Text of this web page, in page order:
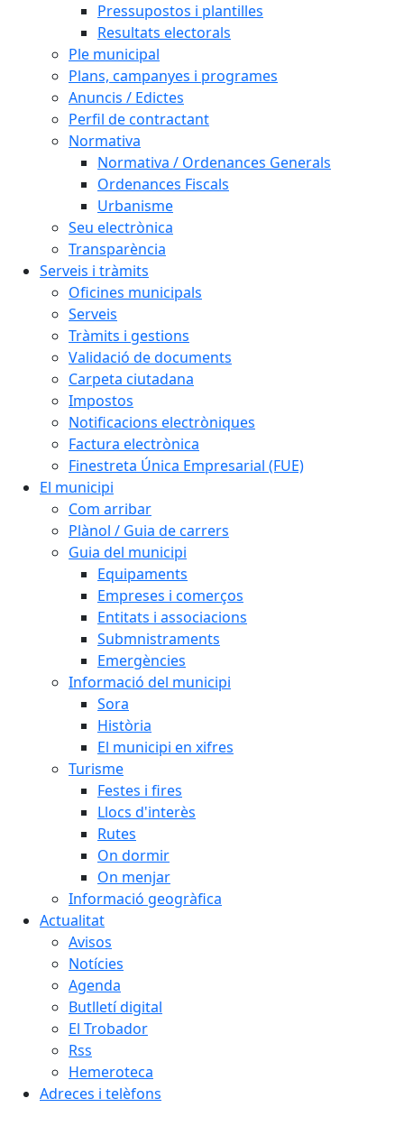
Pressupostos i plantilles
Resultats electorals
Ple municipal
Plans, campanyes i programes
Anuncis / Edictes
Perfil de contractant
Normativa
Normativa / Ordenances Generals
Ordenances Fiscals
Urbanisme
Seu electrònica
Transparència
Serveis i tràmits
Oficines municipals
Serveis
Tràmits i gestions
Validació de documents
Carpeta ciutadana
Impostos
Notificacions electròniques
Factura electrònica
Finestreta Única Empresarial (FUE)
El municipi
Com arribar
Plànol / Guia de carrers
Guia del municipi
Equipaments
Empreses i comerços
Entitats i associacions
Submnistraments
Emergències
Informació del municipi
Sora
Història
El municipi en xifres
Turisme
Festes i fires
Llocs d'interès
Rutes
On dormir
On menjar
Informació geogràfica
Actualitat
Avisos
Notícies
Agenda
Butlletí digital
El Trobador
Rss
Hemeroteca
Adreces i telèfons